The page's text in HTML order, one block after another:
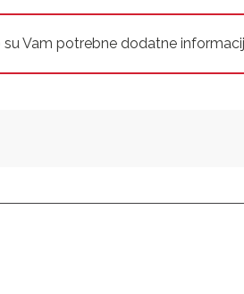
su Vam potrebne dodatne